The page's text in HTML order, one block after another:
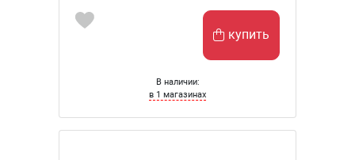
купить
В наличии:
в 1 магазинах